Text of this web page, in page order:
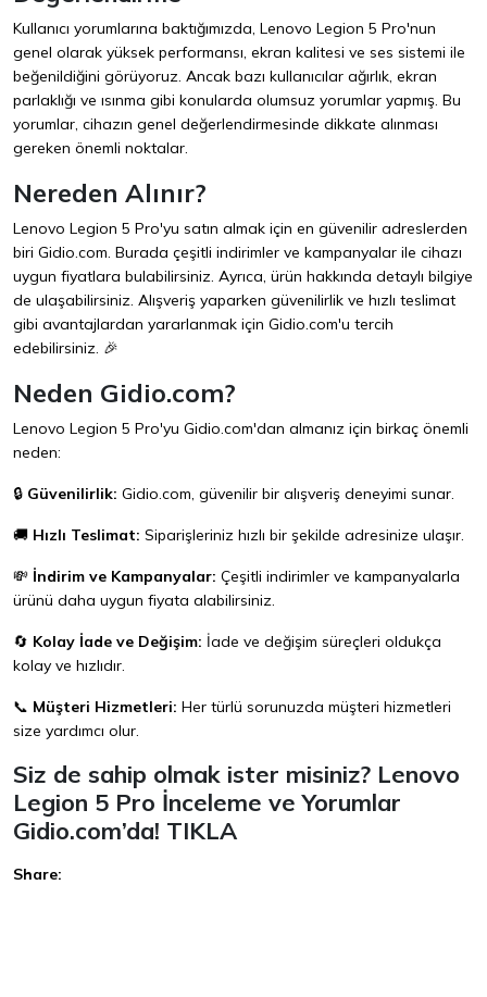
Kullanıcı yorumlarına baktığımızda, Lenovo Legion 5 Pro'nun
genel olarak yüksek performansı, ekran kalitesi ve ses sistemi ile
beğenildiğini görüyoruz. Ancak bazı kullanıcılar ağırlık, ekran
parlaklığı ve ısınma gibi konularda olumsuz yorumlar yapmış. Bu
yorumlar, cihazın genel değerlendirmesinde dikkate alınması
gereken önemli noktalar.
Nereden Alınır?
Lenovo Legion 5 Pro'yu satın almak için en güvenilir adreslerden
biri Gidio.com. Burada çeşitli indirimler ve kampanyalar ile cihazı
uygun fiyatlara bulabilirsiniz. Ayrıca, ürün hakkında detaylı bilgiye
de ulaşabilirsiniz. Alışveriş yaparken güvenilirlik ve hızlı teslimat
gibi avantajlardan yararlanmak için Gidio.com'u tercih
edebilirsiniz. 🎉
Neden Gidio.com?
Lenovo Legion 5 Pro'yu Gidio.com'dan almanız için birkaç önemli
neden:
🔒 Güvenilirlik: Gidio.com, güvenilir bir alışveriş deneyimi sunar.
🚚 Hızlı Teslimat: Siparişleriniz hızlı bir şekilde adresinize ulaşır.
💸 İndirim ve Kampanyalar: Çeşitli indirimler ve kampanyalarla
ürünü daha uygun fiyata alabilirsiniz.
🔄 Kolay İade ve Değişim: İade ve değişim süreçleri oldukça
kolay ve hızlıdır.
📞 Müşteri Hizmetleri: Her türlü sorunuzda müşteri hizmetleri
size yardımcı olur.
Siz de sahip olmak ister misiniz? Lenovo
Legion 5 Pro İnceleme ve Yorumlar
Gidio.com’da! TIKLA
Share: